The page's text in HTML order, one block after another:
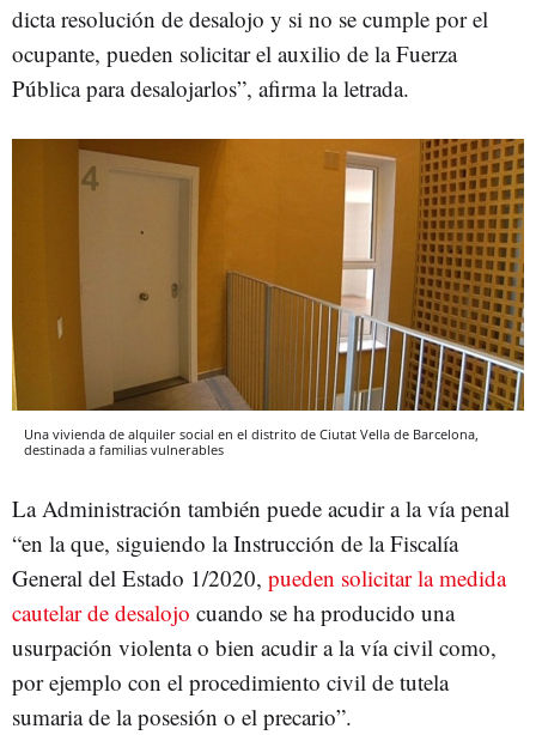
dicta resolución de desalojo y si no se cumple por el
ocupante, pueden solicitar el auxilio de la Fuerza
Pública para desalojarlos”, afirma la letrada.
Una vivienda de alquiler social en el distrito de Ciutat Vella de Barcelona,
destinada a familias vulnerables
La Administración también puede acudir a la vía penal
“en la que, siguiendo la Instrucción de la Fiscalía
General del Estado 1/2020, pueden solicitar la medida
cautelar de desalojo cuando se ha producido una
usurpación violenta o bien acudir a la vía civil como,
por ejemplo con el procedimiento civil de tutela
sumaria de la posesión o el precario”.